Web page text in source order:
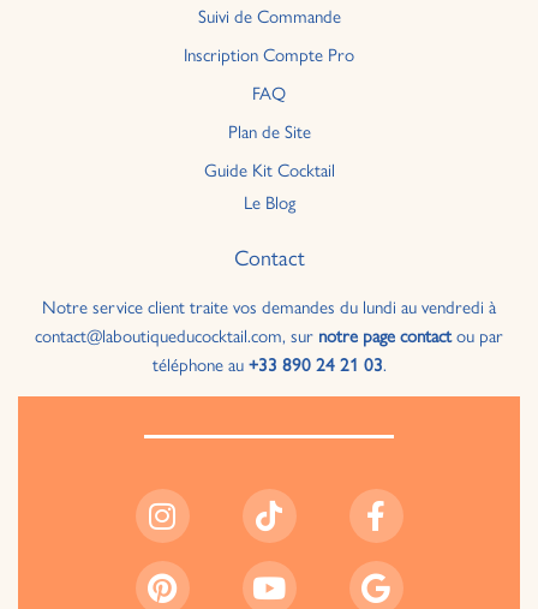
Suivi de Commande
Inscription Compte Pro
FAQ
Plan de Site
Guide Kit Cocktail
Le Blog
Contact
Notre service client traite vos demandes du lundi au vendredi à
contact@laboutiqueducocktail.com, sur notre page contactou par
téléphone au+33 890 24 21 03.